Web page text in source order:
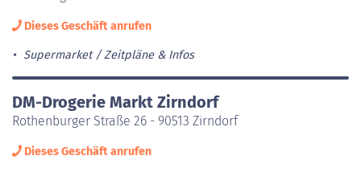
Dieses Geschäft anrufen
Supermarket Zeitpläne & Infos
DM-Drogerie Markt Zirndorf
Rothenburger Straße 26 - 90513 Zirndorf
Dieses Geschäft anrufen